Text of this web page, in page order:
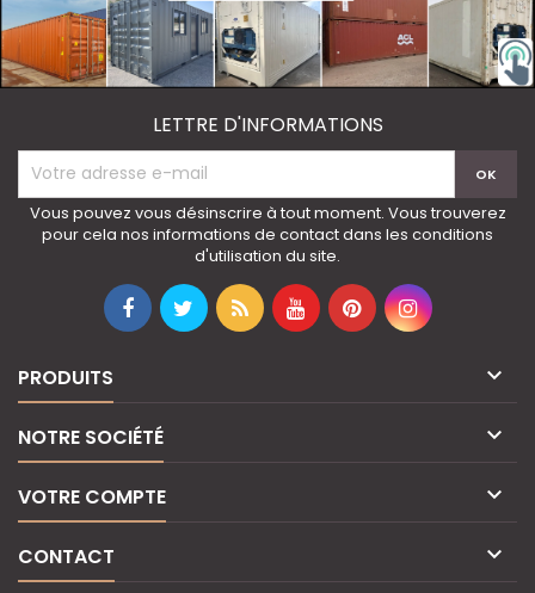
LETTRE D'INFORMATIONS
Vous pouvez vous désinscrire à tout moment. Vous trouverez
pour cela nos informations de contact dans les conditions
d'utilisation du site.
PRODUITS 
NOTRE SOCIÉTÉ 
VOTRE COMPTE 
CONTACT 